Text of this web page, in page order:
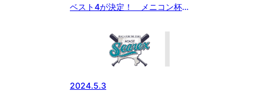
ベスト4が決定！ メニコン杯
2024.5.3